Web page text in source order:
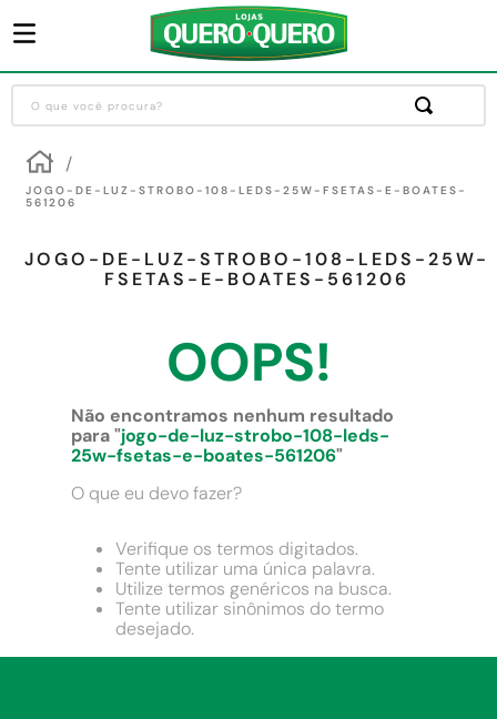
O que você procura?
JOGO-DE-LUZ-STROBO-108-LEDS-25W-FSETAS-E-BOATES-
561206
JOGO-DE-LUZ-STROBO-108-LEDS-25W-
FSETAS-E-BOATES-561206
OOPS!
Não encontramos nenhum resultado
para "jogo-de-luz-strobo-108-leds-
25w-fsetas-e-boates-561206"
O que eu devo fazer?
Verifique os termos digitados.
Tente utilizar uma única palavra.
Utilize termos genéricos na busca.
Tente utilizar sinônimos do termo
desejado.
Termos mais buscados
º guarda roupa
3º
piso cerâmica
máquina lavar roupas
forro pvc
porta
cimento
chuveiro